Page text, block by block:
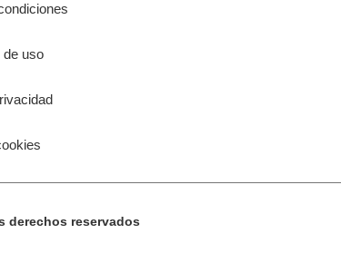
de uso
derechos reservados